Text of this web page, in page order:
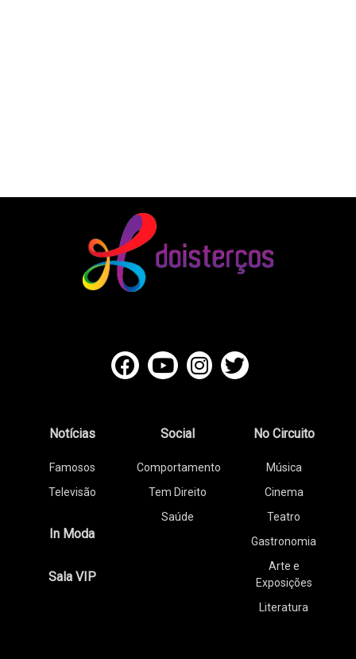
Notícias
Famosos
Televisão
In Moda
Sala VIP
Social
Comportamento
Tem Direito
Saúde
No Circuito
Música
Cinema
Teatro
Gastronomia
Arte e
Exposições
Literatura